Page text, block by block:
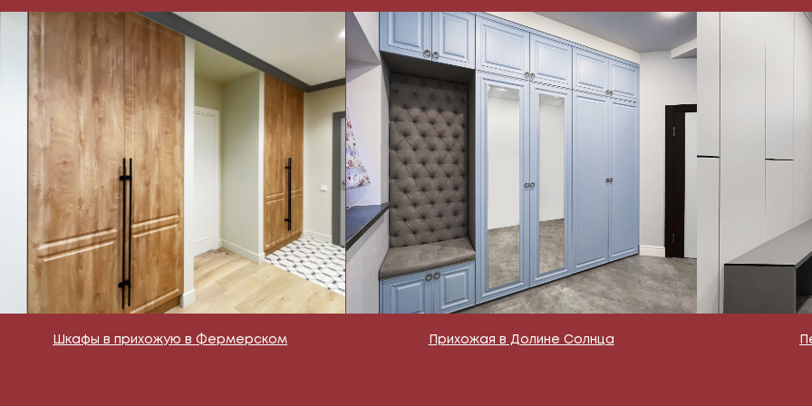
Шкафы в прихожую в Фермерском Прихожая в Долине Солнца